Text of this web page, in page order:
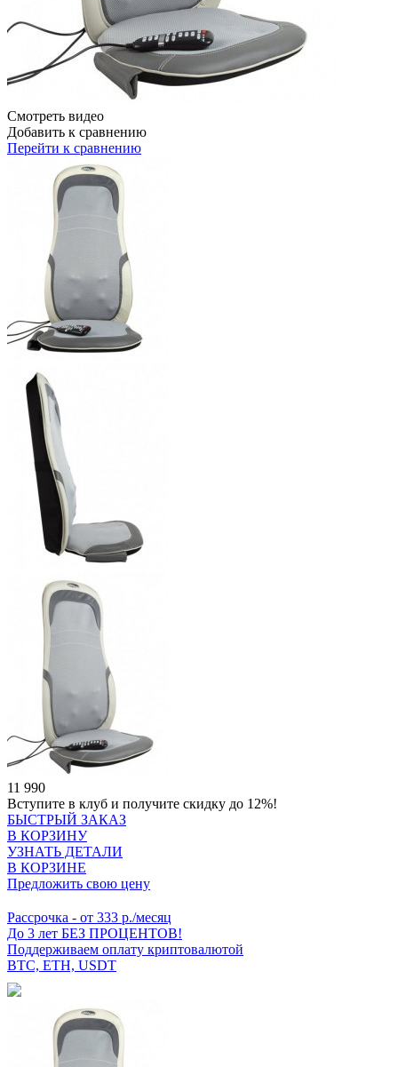
Смотреть видео
Добавить к сравнению
Перейти к сравнению
11 990
Вступите в клуб и получите скидку до 12%!
БЫСТРЫЙ ЗАКАЗ
В КОРЗИНУ
УЗНАТЬ ДЕТАЛИ
В КОРЗИНЕ
Предложить свою цену
Рассрочка - от 333 р./месяц
До 3 лет БЕЗ ПРОЦЕНТОВ!
Поддерживаем оплату криптовалютой
BTC, ETH, USDT